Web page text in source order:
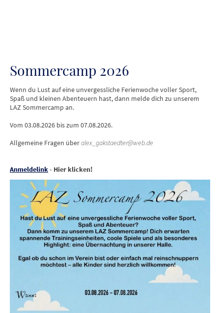
Sommercamp 2026
Wenn du Lust auf eine unvergessliche Ferienwoche voller Sport,
Spaß und kleinen Abenteuern hast, dann melde dich zu unserem
LAZ Sommercamp an.
Vom 03.08.2026 bis zum 07.08.2026.
Allgemeine Fragen überalex_gakstaedter@web.de
Anmeldelink- Hier klicken!